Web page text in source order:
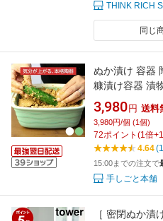
THINK RICH
同じ
ぬか漬け 容器
糠漬け容器 漬
千賀陶器 萬古
3,980 円 送料
3,980円/個 (1個)
72ポイント (1倍+1
4.64
15:00までの注文で
手しごと本舗
［ 密閉ぬか漬